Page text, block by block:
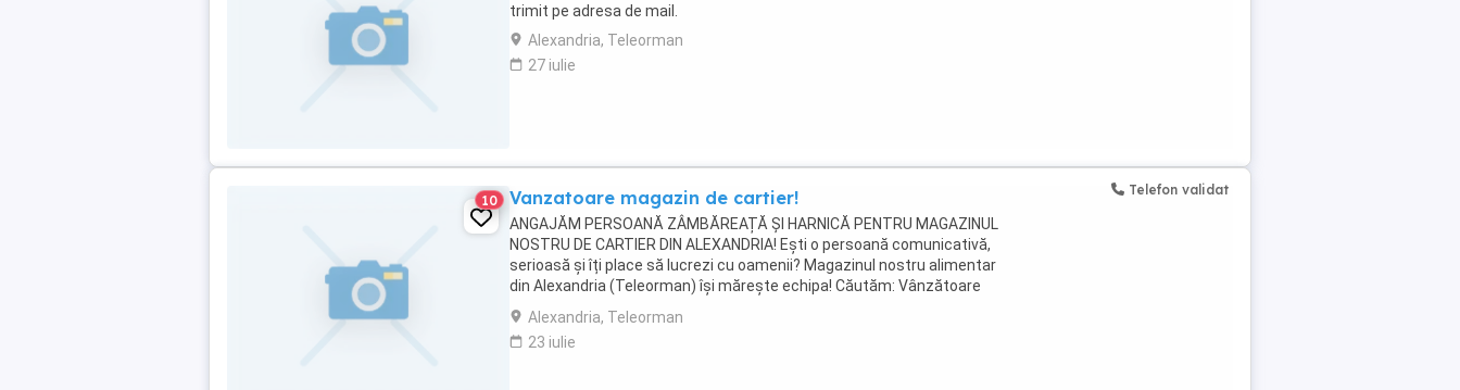
trimit pe adresa de mail.
Alexandria, Teleorman
27 iulie
10 Vanzatoare magazin de cartier!
ANGAJĂM PERSOANĂ ZÂMBĂREAȚĂ ȘI HARNICĂ PENTRU MAGAZINUL
NOSTRU DE CARTIER DIN ALEXANDRIA! Ești o persoană comunicativă,
serioasă și îți place să lucrezi cu oamenii? Magazinul nostru alimentar
din Alexandria (Teleorman) își mărește echipa! Căutăm: Vânzătoare
lucrător comercial (Experiența e un plus, ...
Alexandria, Teleorman
23 iulie
Telefon validat